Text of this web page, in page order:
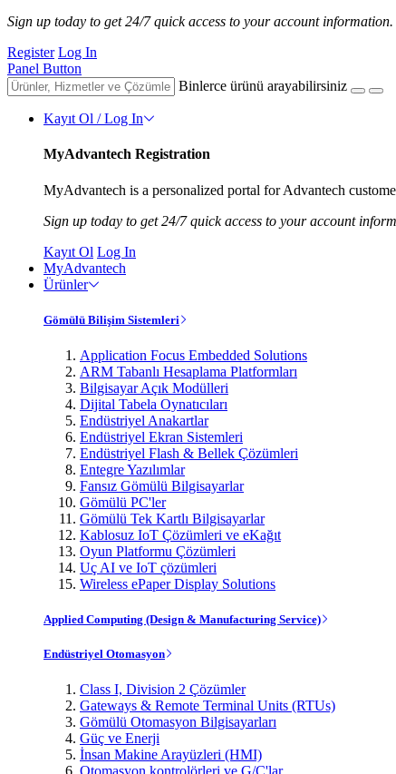
Sign up today to get 24/7 quick access to your account information.
Register Log In
Panel Button
Binlerce ürünü arayabilirsiniz
Kayıt Ol / Log In
MyAdvantech Registration
MyAdvantech is a personalized portal for Advantech
Sign up today to get 24/7 quick access to your account
Kayıt Ol Log In
MyAdvantech
Ürünler
Gömülü Bilişim Sistemleri
Application Focus Embedded Solutions
ARM Tabanlı Hesaplama Platformları
Bilgisayar Açık Modülleri
Dijital Tabela Oynatıcıları
Endüstriyel Anakartlar
Endüstriyel Ekran Sistemleri
Endüstriyel Flash & Bellek Çözümleri
Entegre Yazılımlar
Fansız Gömülü Bilgisayarlar
Gömülü PC'ler
Gömülü Tek Kartlı Bilgisayarlar
Kablosuz IoT Çözümleri ve eKağıt
Oyun Platformu Çözümleri
Uç AI ve IoT çözümleri
Wireless ePaper Display Solutions
Applied Computing (Design & Manufacturing Service)
Endüstriyel Otomasyon
Class I, Division 2 Çözümler
Gateways & Remote Terminal Units (RTUs)
Gömülü Otomasyon Bilgisayarları
Güç ve Enerji
İnsan Makine Arayüzleri (HMI)